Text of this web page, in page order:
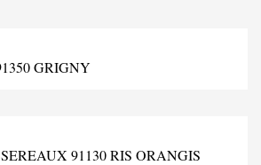
GRIGNY
91130 RIS ORANGIS